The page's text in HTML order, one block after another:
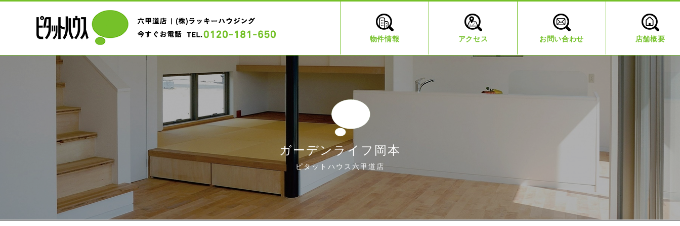
物件情報 アクセス お問い合わせ 店舗概要
ガーデンライフ岡本
ピタットハウス六甲道店